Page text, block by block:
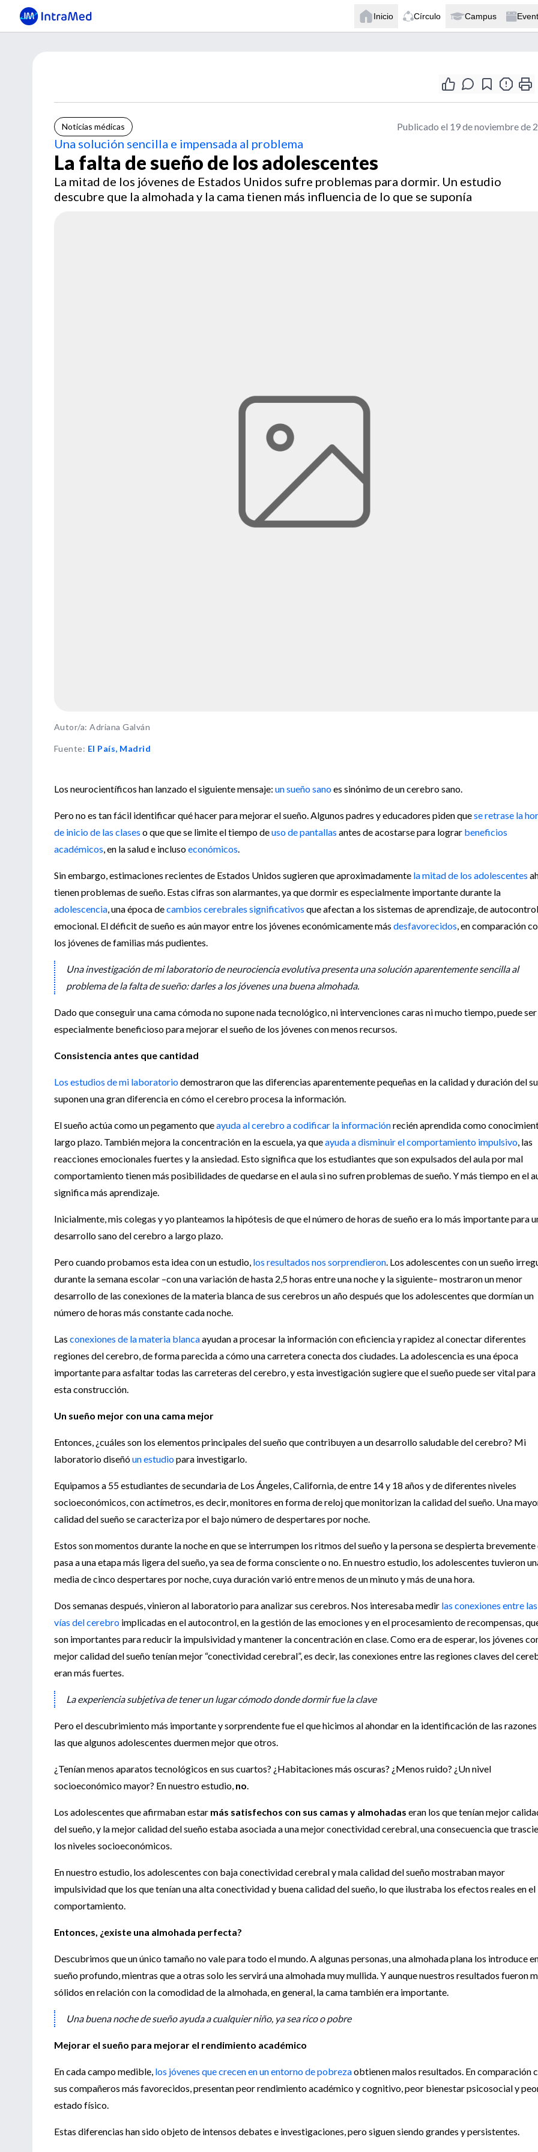
Inicio Círculo Campus
Noticias médicas Publicado el 19 de noviembre de
Una solución sencilla e impensada al problema
La falta de sueño de los adolescentes
La mitad de los jóvenes de Estados Unidos sufre problemas para dormir. Un estudio
descubre que la almohada y la cama tienen más influencia de lo que se suponía
Autor/a: Adriana Galván
Fuente: El País, Madrid
Los neurocientíficos han lanzado el siguiente mensaje: un sueño sanoes sinónimo de un cerebro sano.
Pero no es tan fácil identificar qué hacer para mejorar el sueño. Algunos padres y educadores piden quese retrase la
de inicio de las clases o que que se limite el tiempo deuso de pantallas antes de acostarse para lograr beneficios
académicos , en la salud e inclusoeconómicos
Sin embargo, estimaciones recientes de Estados Unidos sugieren que aproximadamente la mitad de los adolescentes
tienen problemas de sueño. Estas cifras son alarmantes, ya que dormir es especialmente importante durante la
adolescencia , una época decambios cerebrales significativos que afectan a los sistemas de aprendizaje, de
emocional. El déficit de sueño es aún mayor entre los jóvenes económicamente más desfavorecidos , en comparación
los jóvenes de familias más pudientes.
Una investigación de mi laboratorio de neurociencia evolutiva presenta una solución aparentemente sencilla al
problema de la falta de sueño: darles a los jóvenes una buena almohada.
Dado que conseguir una cama cómoda no supone nada tecnológico, ni intervenciones caras ni mucho tiempo, puede ser
especialmente beneficioso para mejorar el sueño de los jóvenes con menos recursos.
Consistencia antes que cantidad
Los estudios de mi laboratoriodemostraron que las diferencias aparentemente pequeñas en la calidad y duración del
suponen una gran diferencia en cómo el cerebro procesa la información.
El sueño actúa como un pegamento queayuda al cerebro a codificar la informaciónrecién aprendida como
largo plazo. También mejora la concentración en la escuela, ya queayuda a disminuir el comportamiento impulsivo , las
reacciones emocionales fuertes y la ansiedad. Esto significa que los estudiantes que son expulsados del aula por mal
comportamiento tienen más posibilidades de quedarse en el aula si no sufren problemas de sueño. Y más tiempo en el
significa más aprendizaje.
Inicialmente, mis colegas y yo planteamos la hipótesis de que el número de horas de sueño era lo más importante para
desarrollo sano del cerebro a largo plazo.
Pero cuando probamos esta idea con un estudio, los resultados nos sorprendieron . Los adolescentes con un sueño
durante la semana escolar –con una variación de hasta 2,5 horas entre una noche y la siguiente– mostraron un menor
desarrollo de las conexiones de la materia blanca de sus cerebros un año después que los adolescentes que dormían un
número de horas más constante cada noche.
Las conexiones de la materia blancaayudan a procesar la información con eficiencia y rapidez al conectar diferentes
regiones del cerebro, de forma parecida a cómo una carretera conecta dos ciudades. La adolescencia es una época
importante para asfaltar todas las carreteras del cerebro, y esta investigación sugiere que el sueño puede ser vital para
esta construcción.
Un sueño mejor con una cama mejor
Entonces, ¿cuáles son los elementos principales del sueño que contribuyen a un desarrollo saludable del cerebro? Mi
laboratorio diseñóun estudiopara investigarlo.
Equipamos a 55 estudiantes de secundaria de Los Ángeles, California, de entre 14 y 18 años y de diferentes niveles
socioeconómicos, con actímetros, es decir, monitores en forma de reloj que monitorizan la calidad del sueño. Una
calidad del sueño se caracteriza por el bajo número de despertares por noche.
Estos son momentos durante la noche en que se interrumpen los ritmos del sueño y la persona se despierta brevemente
pasa a una etapa más ligera del sueño, ya sea de forma consciente o no. En nuestro estudio, los adolescentes tuvieron
media de cinco despertares por noche, cuya duración varió entre menos de un minuto y más de una hora.
Dos semanas después, vinieron al laboratorio para analizar sus cerebros. Nos interesaba medir las conexiones entre las
vías del cerebro implicadas en el autocontrol, en la gestión de las emociones y en el procesamiento de recompensas,
son importantes para reducir la impulsividad y mantener la concentración en clase. Como era de esperar, los jóvenes
mejor calidad del sueño tenían mejor “conectividad cerebral”, es decir, las conexiones entre las regiones claves del
eran más fuertes.
La experiencia subjetiva de tener un lugar cómodo donde dormir fue la clave
Pero el descubrimiento más importante y sorprendente fue el que hicimos al ahondar en la identificación de las
las que algunos adolescentes duermen mejor que otros.
¿Tenían menos aparatos tecnológicos en sus cuartos? ¿Habitaciones más oscuras? ¿Menos ruido? ¿Un nivel
socioeconómico mayor? En nuestro estudio, no
Los adolescentes que afirmaban estar más satisfechos con sus camas y almohadas eran los que tenían mejor
del sueño, y la mejor calidad del sueño estaba asociada a una mejor conectividad cerebral, una consecuencia que
los niveles socioeconómicos.
En nuestro estudio, los adolescentes con baja conectividad cerebral y mala calidad del sueño mostraban mayor
impulsividad que los que tenían una alta conectividad y buena calidad del sueño, lo que ilustraba los efectos reales en el
comportamiento.
Entonces, ¿existe una almohada perfecta?
Descubrimos que un único tamaño no vale para todo el mundo. A algunas personas, una almohada plana los introduce
sueño profundo, mientras que a otras solo les servirá una almohada muy mullida. Y aunque nuestros resultados fueron
sólidos en relación con la comodidad de la almohada, en general, la cama también era importante.
Una buena noche de sueño ayuda a cualquier niño, ya sea rico o pobre
Mejorar el sueño para mejorar el rendimiento académico
En cada campo medible, los jóvenes que crecen en un entorno de pobrezaobtienen malos resultados. En comparación
sus compañeros más favorecidos, presentan peor rendimiento académico y cognitivo, peor bienestar psicosocial y
estado físico.
Estas diferencias han sido objeto de intensos debates e investigaciones, pero siguen siendo grandes y persistentes.